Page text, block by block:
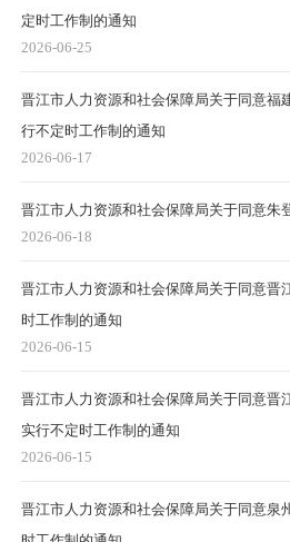
定时工作制的通知
2026-06-25
晋江市人力资源和社会保障局关于同意福
行不定时工作制的通知
2026-06-17
晋江市人力资源和社会保障局关于同意朱
2026-06-18
晋江市人力资源和社会保障局关于同意晋
时工作制的通知
2026-06-15
晋江市人力资源和社会保障局关于同意晋
实行不定时工作制的通知
2026-06-15
晋江市人力资源和社会保障局关于同意泉